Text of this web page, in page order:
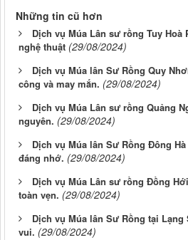
Những tin cũ hơn
Dịch vụ Múa Lân sư rồng Tuy Hoà
nghệ thuật (29/08/2024)
Dịch vụ Múa lân Sư Rồng Quy
công và may mắn. (29/08/2024)
Dịch vụ Múa Lân sư rồng Quảng
nguyên. (29/08/2024)
Dịch vụ Múa lân Sư Rồng Đông
đáng nhớ. (29/08/2024)
Dịch vụ Múa Lân sư rồng Đồng
toàn vẹn. (29/08/2024)
Dịch vụ Múa lân Sư Rồng tại Lạng
vui. (29/08/2024)